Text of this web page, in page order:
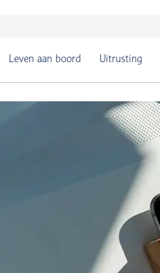
Leven aan boord Uitrusting